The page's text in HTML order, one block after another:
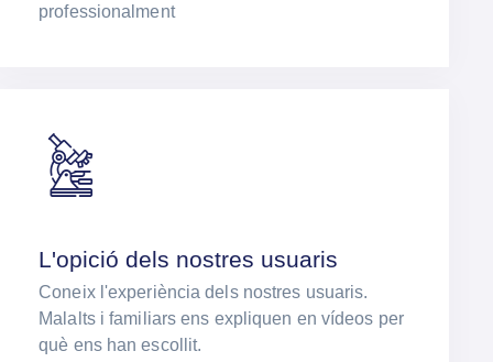
professionalment
L'opició dels nostres usuaris
Coneix l'experiència dels nostres usuaris.
Malalts i familiars ens expliquen en vídeos per
què ens han escollit.